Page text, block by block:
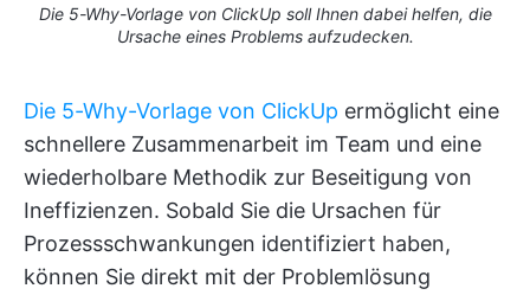
Die 5-Why-Vorlage von ClickUp soll Ihnen dabei helfen, die
Ursache eines Problems aufzudecken.
Die 5-Why-Vorlage von ClickUp ermöglicht eine
schnellere Zusammenarbeit im Team und eine
wiederholbare Methodik zur Beseitigung von
Ineffizienzen. Sobald Sie die Ursachen für
Prozessschwankungen identifiziert haben,
können Sie direkt mit der Problemlösung